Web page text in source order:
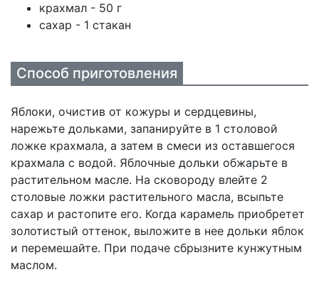
крахмал - 50 г
сахар - 1 стакан
Способ приготовления
Яблоки, очистив от кожуры и сердцевины,
нарежьте дольками, запанируйте в 1 столовой
ложке крахмала, а затем в смеси из оставшегося
крахмала с водой. Яблочные дольки обжарьте в
растительном масле. На сковороду влейте 2
столовые ложки растительного масла, всыпьте
сахар и растопите его. Когда карамель приобретет
золотистый оттенок, выложите в нее дольки яблок
и перемешайте. При подаче сбрызните кунжутным
маслом.